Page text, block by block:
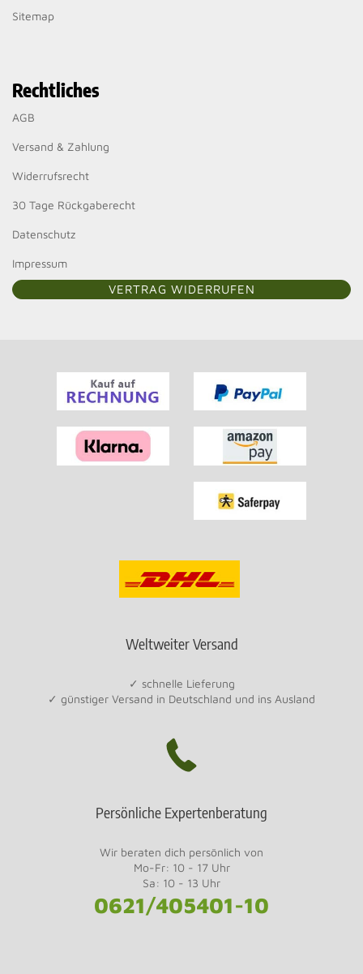
Sitemap
Rechtliches
AGB
Versand & Zahlung
Widerrufsrecht
30 Tage Rückgaberecht
Datenschutz
Impressum
VERTRAG WIDERRUFEN
Weltweiter Versand
✓ schnelle Lieferung
✓ günstiger Versand in Deutschland und ins Ausland
Persönliche Expertenberatung
Wir beraten dich persönlich von
Mo-Fr: 10 - 17 Uhr
Sa: 10 - 13 Uhr
0621/405401-10